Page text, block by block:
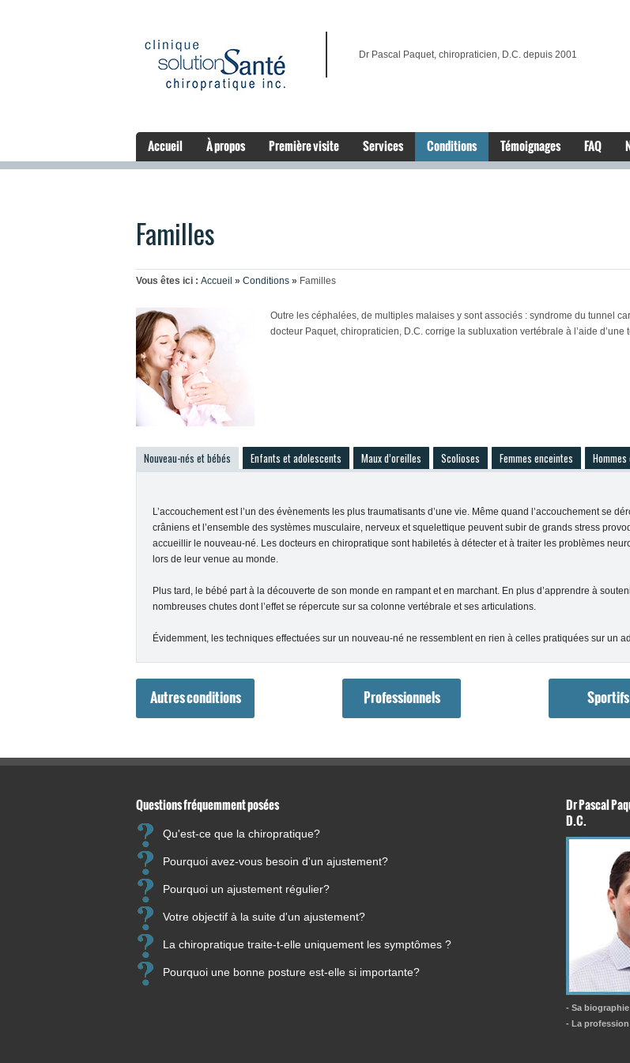
Dr Pascal Paquet, chiropraticien, D.C. depuis 2001
Accueil À propos Première visite Services Conditions Témoignages FAQ
Familles
Vous êtes ici : Accueil » Conditions » Familles
Outre les céphalées, de multiples malaises y sont associés : syndrome du tunnel
docteur Paquet, chiropraticien, D.C. corrige la subluxation vertébrale à l’aide
Nouveau-nés et bébés Enfants et adolescents Maux d’oreilles Scolioses Femmes enceintes Hommes
L’accouchement est l’un des évènements les plus traumatisants d’une vie. Même quand l’accouchement se
crâniens et l’ensemble des systèmes musculaire, nerveux et squelettique peuvent subir de grands stress
accueillir le nouveau-né. Les docteurs en chiropratique sont habiletés à détecter et à traiter les problèmes
lors de leur venue au monde.
Plus tard, le bébé part à la découverte de son monde en rampant et en marchant. En plus d’apprendre à
nombreuses chutes dont l’effet se répercute sur sa colonne vertébrale et ses articulations.
Évidemment, les techniques effectuées sur un nouveau-né ne ressemblent en rien à celles pratiquées sur un
Autres conditions Professionnels Sportifs
Questions fréquemment posées
Qu'est-ce que la chiropratique?
Pourquoi avez-vous besoin d'un ajustement?
Pourquoi un ajustement régulier?
Votre objectif à la suite d'un ajustement?
La chiropratique traite-t-elle uniquement les symptômes ?
Pourquoi une bonne posture est-elle si importante?
Dr Pascal
D.C.
- Sa biographie
- La profession